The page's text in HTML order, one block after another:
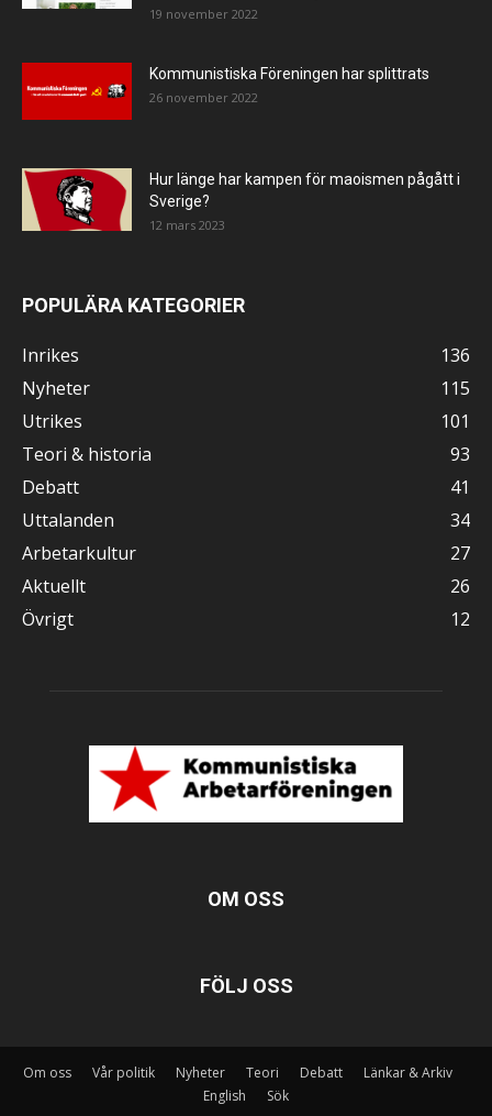
19 november 2022
Kommunistiska Föreningen har splittrats
26 november 2022
Hur länge har kampen för maoismen pågått i
Sverige?
12 mars 2023
POPULÄRA KATEGORIER
Inrikes
136
Nyheter
115
Utrikes
101
Teori & historia
93
Debatt
41
Uttalanden
34
Arbetarkultur
27
Aktuellt
26
Övrigt
12
OM OSS
FÖLJ OSS
Om oss Vår politik Nyheter Teori Debatt
Länkar & Arkiv
English
Sök